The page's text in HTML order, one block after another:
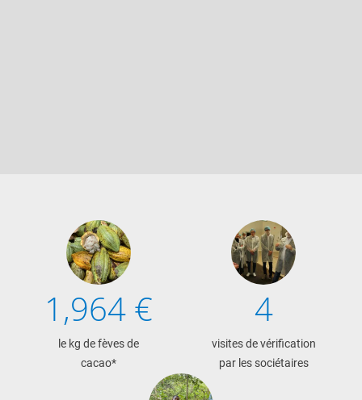
1,964 €
le kg de fèves de
cacao*
4
visites de vérification
par les sociétaires